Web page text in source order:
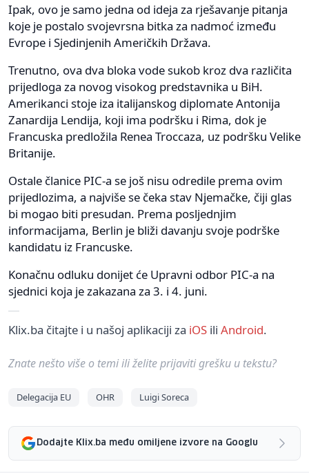
Ipak, ovo je samo jedna od ideja za rješavanje pitanja
koje je postalo svojevrsna bitka za nadmoć između
Evrope i Sjedinjenih Američkih Država.
Trenutno, ova dva bloka vode sukob kroz dva različita
prijedloga za novog visokog predstavnika u BiH.
Amerikanci stoje iza italijanskog diplomate Antonija
Zanardija Lendija, koji ima podršku i Rima, dok je
Francuska predložila Renea Troccaza, uz podršku Velike
Britanije.
Ostale članice PIC-a se još nisu odredile prema ovim
prijedlozima, a najviše se čeka stav Njemačke, čiji glas
bi mogao biti presudan. Prema posljednjim
informacijama, Berlin je bliži davanju svoje podrške
kandidatu iz Francuske.
Konačnu odluku donijet će Upravni odbor PIC-a na
sjednici koja je zakazana za 3. i 4. juni.
Klix.ba čitajte i u našoj aplikaciji za iOS ili Android.
Znate nešto više o temi ili želite prijaviti grešku u tekstu?
Delegacija EU OHR Luigi Soreca
Dodajte Klix.ba među omiljene izvore na Googlu